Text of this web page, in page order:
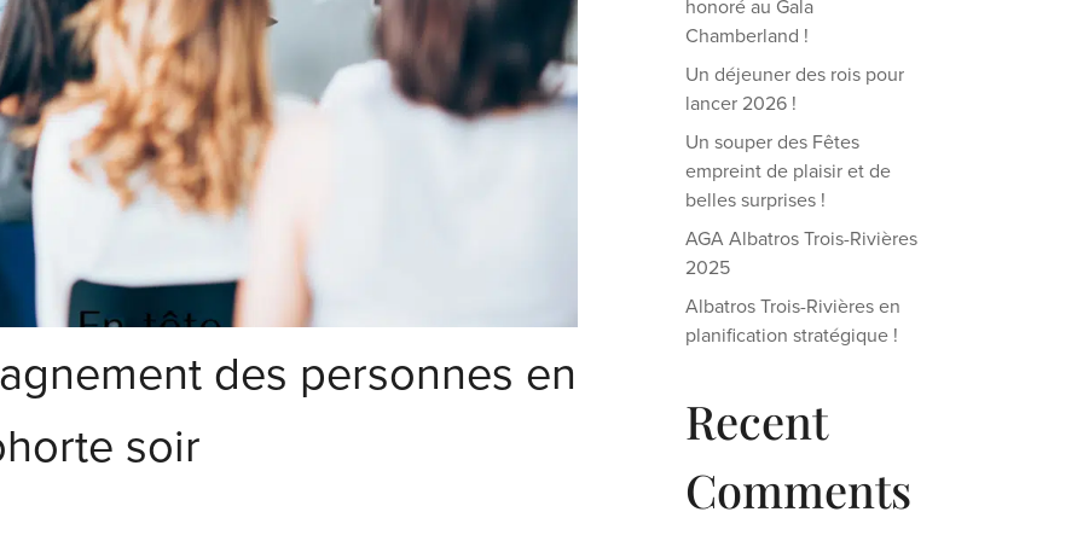
des personnes en
soir
honoré au Gala
Chamberland !
Un déjeuner des rois pour
lancer 2026 !
Un souper des Fêtes
empreint de plaisir et de
belles surprises !
AGA Albatros Trois-Rivières
2025
Albatros Trois-Rivières en
planification stratégique !
Recent
Comments